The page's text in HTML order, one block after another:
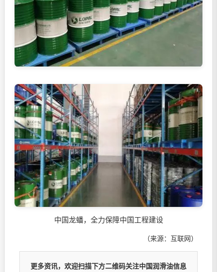
中国龙蟠，全力保障中国工程建设
（来源：互联网）
更多资讯，欢迎扫描下方二维码关注中国润滑油信息